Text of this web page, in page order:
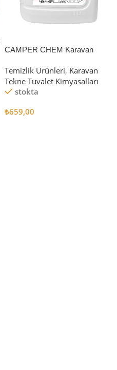
CAMPER CHEM Karavan
Rinse Lavender Sifon Kimyasalı
Temizlik Ürünleri, Karavan
Tekne Tuvalet Kimyasalları
stokta
₺659,00